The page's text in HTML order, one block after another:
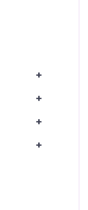
+
+
+
+